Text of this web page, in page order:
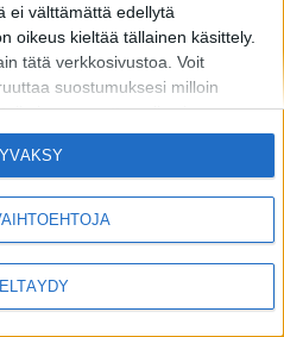
ei välttämättä edellytä
oikeus kieltää tällainen käsittely.
tätä verkkosivustoa. Voit
suostumuksesi milloin
ja napsauttamalla sivun
-painiketta.
sovellus käyttää yhtä tai
rajoittumatta,
tai niiden käyttöösi ja
käyttäytymiseen liittyviä tietoja.
voit antaa tai kieltää
kolmannen osapuolen
OTA YHTEYTTÄ
Listamedia